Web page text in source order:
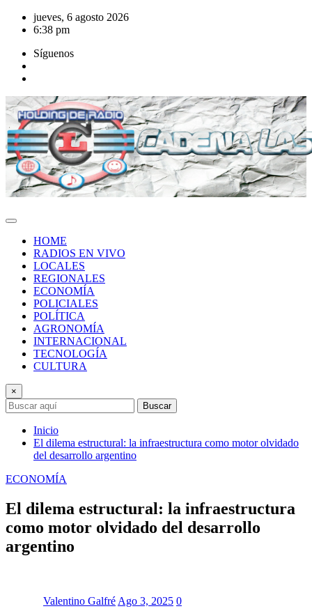
Saltar
jueves, 6 agosto 2026
6:38 pm
Síguenos
HOME
RADIOS EN VIVO
LOCALES
REGIONALES
ECONOMÍA
POLICIALES
POLÍTICA
AGRONOMÍA
INTERNACIONAL
TECNOLOGÍA
CULTURA
×
Buscar
Inicio
El dilema estructural: la infraestructura como motor olvidado
del desarrollo argentino
ECONOMÍA
El dilema estructural: la infraestructura
como motor olvidado del desarrollo
argentino
Valentino Galfré Ago 3, 2025 0